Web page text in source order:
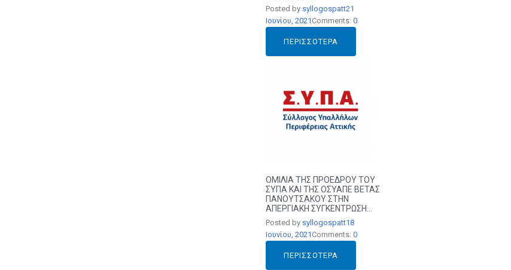
Posted by syllogospatt21
Ιουνίου, 2021 Comments: 0
ΠΕΡΙΣΣΌΤΕΡΑ
ΟΜΙΛΙΑ ΤΗΣ ΠΡΟΕΔΡΟΥ ΤΟΥ
ΣΥΠΑ ΚΑΙ ΤΗΣ ΟΣΥΑΠΕ ΒΕΤΑΣ
ΠΑΝΟΥΤΣΑΚΟΥ ΣΤΗΝ
ΑΠΕΡΓΙΑΚΗ ΣΥΓΚΕΝΤΡΩΣΗ...
Posted by syllogospatt18
Ιουνίου, 2021 Comments: 0
ΠΕΡΙΣΣΌΤΕΡΑ